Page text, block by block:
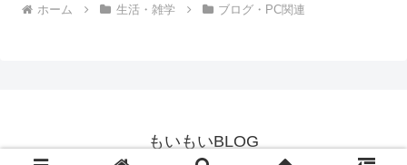
ホーム 生活・雑学 ブログ・PC関連
もいもいBLOG